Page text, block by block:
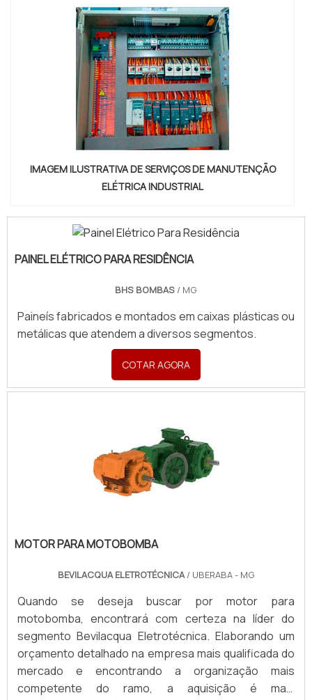
IMAGEM ILUSTRATIVA DE SERVIÇOS DE MANUTENÇÃO
ELÉTRICA INDUSTRIAL
PAINEL ELÉTRICO PARA RESIDÊNCIA
BHS BOMBAS / MG
Paineís fabricados e montados em caixas plásticas ou
metálicas que atendem a diversos segmentos.
COTAR AGORA
MOTOR PARA MOTOBOMBA
BEVILACQUA ELETROTÉCNICA/ UBERABA - MG
Quando se deseja buscar por motor para
motobomba, encontrará com certeza na líder do
segmento Bevilacqua Eletrotécnica. Elaborando um
orçamento detalhado na empresa mais qualificada do
mercado e encontrando a organização mais
competente do ramo, a aquisição é mais